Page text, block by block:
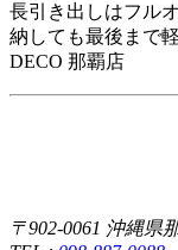
長引き出しはフル
納しても最後まで
DECO 那覇店
〒902-0061 沖縄県